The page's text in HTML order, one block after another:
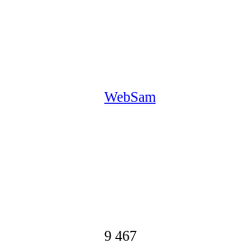
WebSam
9 467